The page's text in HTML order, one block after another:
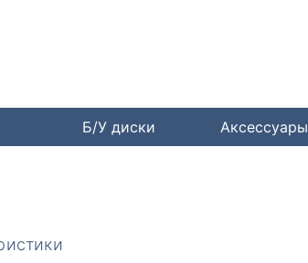
Б/У диски Аксессуары